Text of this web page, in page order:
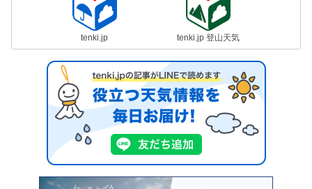
tenki.jp tenki.jp 登山天気